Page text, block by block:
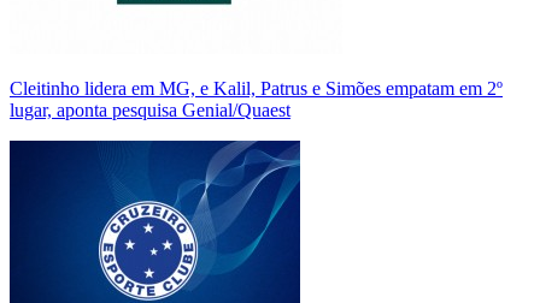
Cleitinho lidera em MG, e Kalil, Patrus e Simões empatam em 2º
lugar, aponta pesquisa Genial/Quaest